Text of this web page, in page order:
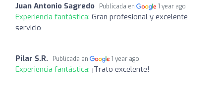
Juan Antonio Sagredo Publicada en 1 year ago
Experiencia fantástica: Gran profesional y excelente
servicio
Pilar S.R. Publicada en 1 year ago
Experiencia fantástica: ¡Trato excelente!